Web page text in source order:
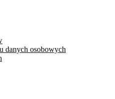
danych osobowych